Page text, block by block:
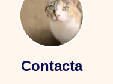
Contacta